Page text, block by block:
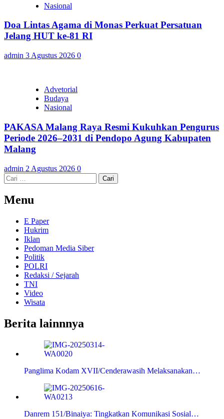
Nasional
Doa Lintas Agama di Monas Perkuat Persatuan
Jelang HUT ke-81 RI
admin 3 Agustus 2026 0
Advetorial
Budaya
Nasional
PAKASA Malang Raya Resmi Kukuhkan Pengurus
Periode 2026–2031 di Pendopo Agung Kabupaten
Malang
admin 2 Agustus 2026 0
Cari
untuk:
Menu
E Paper
Hukrim
Iklan
Pedoman Media Siber
Politik
POLRI
Redaksi / Sejarah
TNI
Video
Wisata
Berita lainnnya
Panglima Kodam XVII/Cenderawasih Melaksanakan…
Danrem 151/Binaiya: Tingkatkan Komunikasi Sosial…